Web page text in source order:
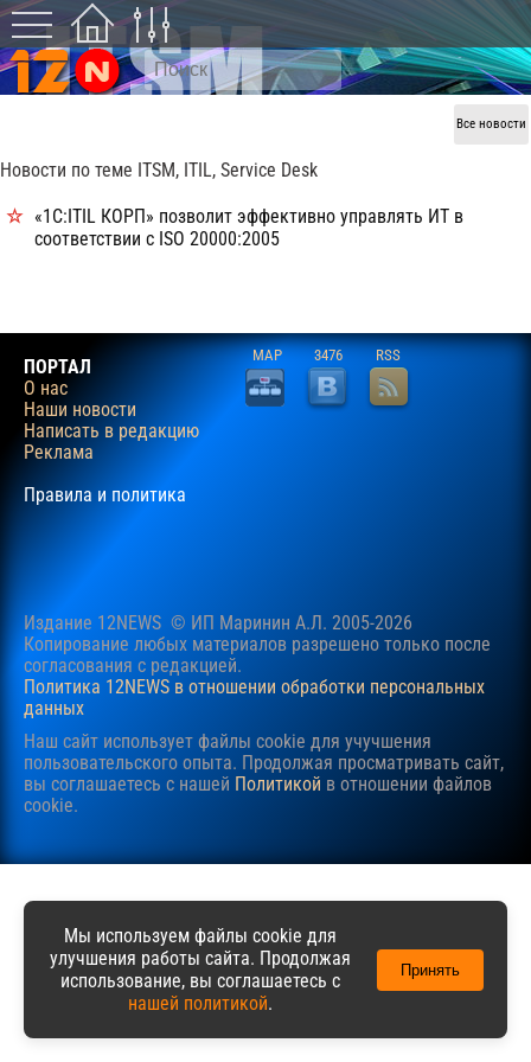
Все новости
Новости по теме ITSM, ITIL, Service Desk
«1С:ITIL КОРП» позволит эффективно управлять ИТ в
соответствии с ISO 20000:2005
ПОРТАЛ
О нас
Наши новости
Написать в редакцию
Реклама
Правила и политика
MAP 3476 RSS
Издание 12NEWS © ИП Маринин А.Л. 2005-2026
Копирование любых материалов разрешено только после
согласования c редакцией.
Политика 12NEWS в отношении обработки персональных
данных
Наш сайт использует файлы cookie для учучшения
пользовательского опыта. Продолжая просматривать сайт,
вы соглашаетесь с нашей Политикой в отношении файлов
cookie.
Мы используем файлы cookie для
улучшения работы сайта. Продолжая
использование, вы соглашаетесь с
нашей политикой.
Принять